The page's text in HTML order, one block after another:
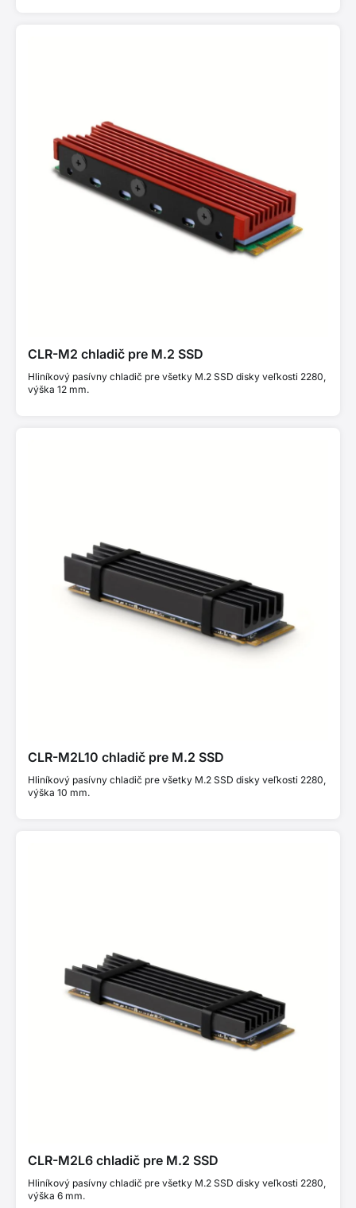
CLR-M2 chladič pre M.2 SSD
Hliníkový pasívny chladič pre všetky M.2 SSD disky veľkosti 2280,
výška 12 mm.
CLR-M2L10 chladič pre M.2 SSD
Hliníkový pasívny chladič pre všetky M.2 SSD disky veľkosti 2280,
výška 10 mm.
CLR-M2L6 chladič pre M.2 SSD
Hliníkový pasívny chladič pre všetky M.2 SSD disky veľkosti 2280,
výška 6 mm.